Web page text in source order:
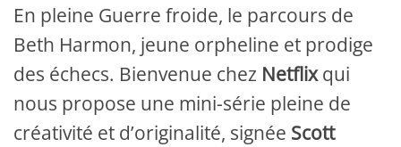
En pleine Guerre froide, le parcours de
Beth Harmon, jeune orpheline et prodige
des échecs. Bienvenue chez Netflixqui
nous propose une mini-série pleine de
créativité et d’originalité, signée Scott